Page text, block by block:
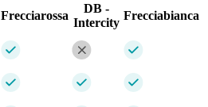
Frecciarossa
DB -
Intercity
Frecciabianca